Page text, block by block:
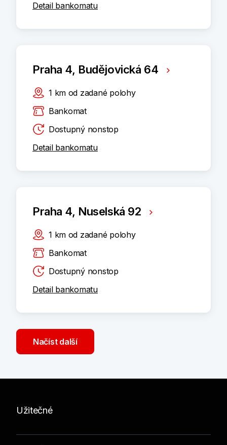
Detail bankomatu
Praha 4, Budějovická 64
1 km od zadané polohy
Bankomat
Dostupný nonstop
Detail bankomatu
Praha 4, Nuselská 92
1 km od zadané polohy
Bankomat
Dostupný nonstop
Detail bankomatu
Načíst další
Užitečné